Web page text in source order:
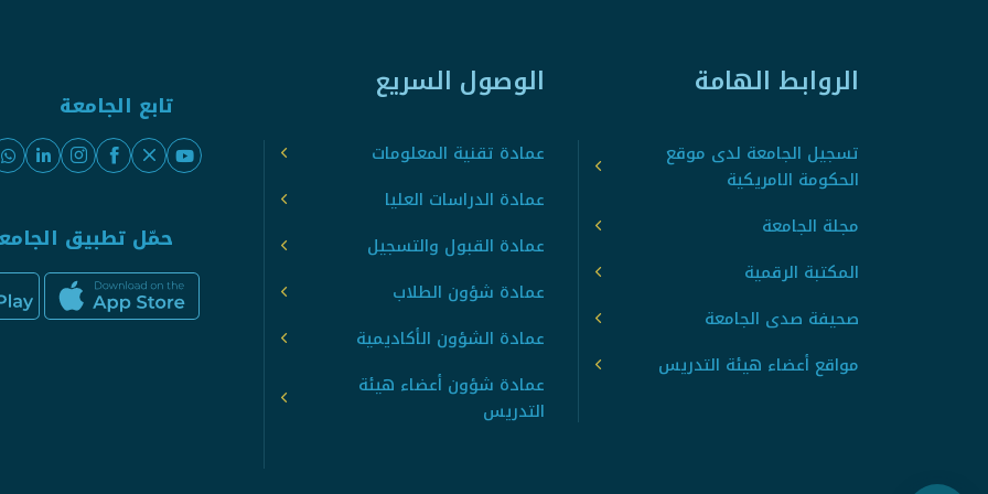
الروابط الهامة
تسجيل الجامعة لدى موقع
الحكومة الامريكية
مجلة الجامعة
المكتبة الرقمية
صحيفة صدى الجامعة
مواقع أعضاء هيئة التدريس
الوصول السريع
عمادة تقنية المعلومات
عمادة الدراسات العليا
عمادة القبول والتسجيل
عمادة شؤون الطلاب
عمادة الشؤون الأكاديمية
عمادة شؤون أعضاء هيئة
التدريس
تابع الجامعة
حمّل تطبيق